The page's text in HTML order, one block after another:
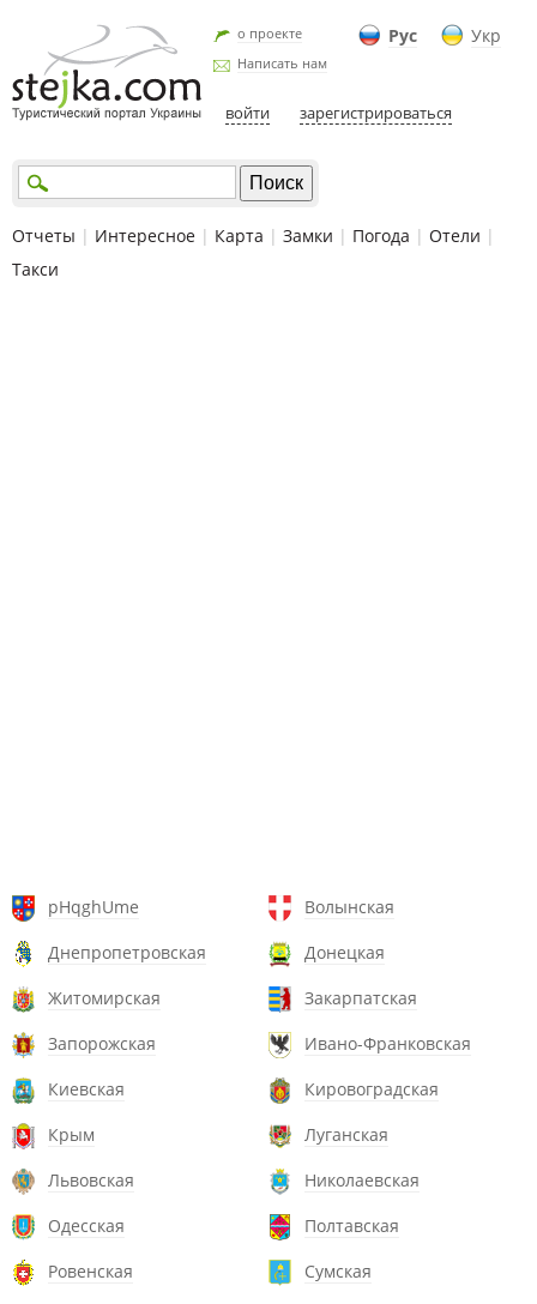
Рус Укр
о проекте
Написать нам
войти зарегистрироваться
Отчеты | Интересное | Карта | Замки | Погода | Отели |
Такси
pHqghUme
Волынская
Днепропетровская
Донецкая
Житомирская
Закарпатская
Запорожская
Ивано-Франковская
Киевская
Кировоградская
Крым
Луганская
Львовская
Николаевская
Одесская
Полтавская
Ровенская
Сумская